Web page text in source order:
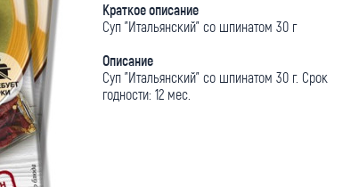
Краткое описание
Суп "Итальянский" со шпинатом 30 г
Описание
Суп "Итальянский" со шпинатом 30 г. Срок
годности: 12 мес.